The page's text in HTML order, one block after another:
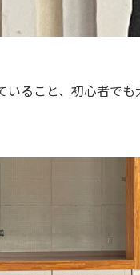
ること、初心者でも